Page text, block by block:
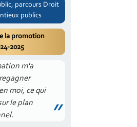
parcours Droit
publics
la promotion
2025
m'a
moi, ce qui
le plan